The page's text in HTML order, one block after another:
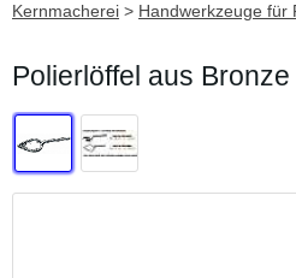
Kernmacherei > Handwerkzeuge für
Polierlöffel aus